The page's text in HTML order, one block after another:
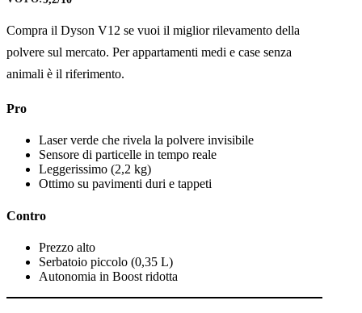
Compra il Dyson V12 se vuoi il miglior rilevamento della
polvere sul mercato. Per appartamenti medi e case senza
animali è il riferimento.
Pro
Laser verde che rivela la polvere invisibile
Sensore di particelle in tempo reale
Leggerissimo (2,2 kg)
Ottimo su pavimenti duri e tappeti
Contro
Prezzo alto
Serbatoio piccolo (0,35 L)
Autonomia in Boost ridotta